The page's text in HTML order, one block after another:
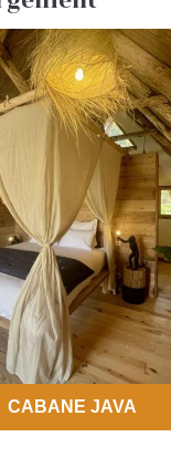
CABANE JAVA